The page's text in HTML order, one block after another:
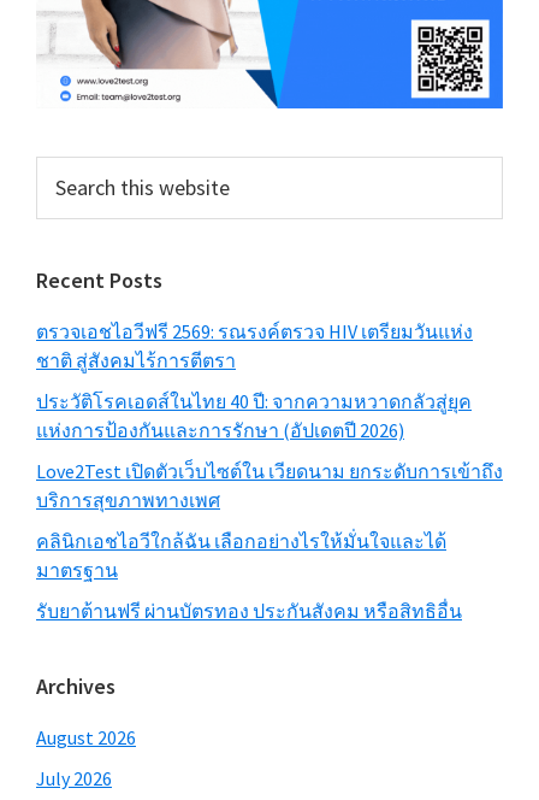
this
Recent Posts
ตรวจเอชไอวีฟรี 2569: รณรงค์ตรวจ HIV เตรียมวันแห่ง
ชาติ สู่สังคมไร้การตีตรา
ประวัติโรคเอดส์ในไทย 40 ปี: จากความหวาดกลัวสู่ยุค
แห่งการป้องกันและการรักษา (อัปเดตปี 2026)
Love2Test เปิดตัวเว็บไซต์ใน เวียดนาม ยกระดับการเข้าถึง
บริการสุขภาพทางเพศ
คลินิกเอชไอวีใกล้ฉัน เลือกอย่างไรให้มั่นใจและได้
มาตรฐาน
รับยาต้านฟรี ผ่านบัตรทอง ประกันสังคม หรือสิทธิอื่น
Archives
August 2026
July 2026